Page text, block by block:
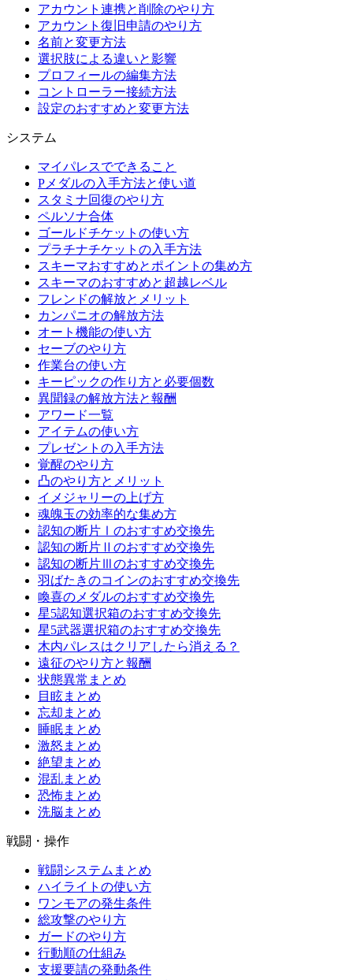
アカウント連携と削除のやり方
アカウント復旧申請のやり方
名前と変更方法
選択肢による違いと影響
プロフィールの編集方法
コントローラー接続方法
設定のおすすめと変更方法
システム
マイパレスでできること
Pメダルの入手方法と使い道
スタミナ回復のやり方
ペルソナ合体
ゴールドチケットの使い方
プラチナチケットの入手方法
スキーマおすすめとポイントの集め方
スキーマのおすすめと超越レベル
フレンドの解放とメリット
カンパニオの解放方法
オート機能の使い方
セーブのやり方
作業台の使い方
キーピックの作り方と必要個数
異聞録の解放方法と報酬
アワード一覧
アイテムの使い方
プレゼントの入手方法
覚醒のやり方
凸のやり方とメリット
イメジャリーの上げ方
魂魄玉の効率的な集め方
認知の断片Ⅰのおすすめ交換先
認知の断片Ⅱのおすすめ交換先
認知の断片Ⅲのおすすめ交換先
羽ばたきのコインのおすすめ交換先
喚喜のメダルのおすすめ交換先
星5認知選択箱のおすすめ交換先
星5武器選択箱のおすすめ交換先
木内パレスはクリアしたら消える？
遠征のやり方と報酬
状態異常まとめ
目眩まとめ
忘却まとめ
睡眠まとめ
激怒まとめ
絶望まとめ
混乱まとめ
恐怖まとめ
洗脳まとめ
戦闘・操作
戦闘システムまとめ
ハイライトの使い方
ワンモアの発生条件
総攻撃のやり方
ガードのやり方
行動順の仕組み
支援要請の発動条件